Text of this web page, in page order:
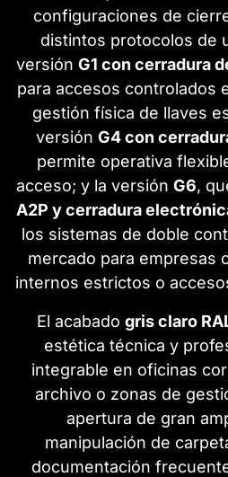
configuraciones de
distintos protocolos de
versión G1 con cerradura
para accesos controlados
gestión física de llaves
versión G4 con
permite operativa
acceso; y la versión G6,
A2P y cerradura
los sistemas de doble
mercado para empresas
internos estrictos o
El acabado gris claro
estética técnica y
integrable en oficinas
archivo o zonas de
apertura de gran
manipulación de
documentación